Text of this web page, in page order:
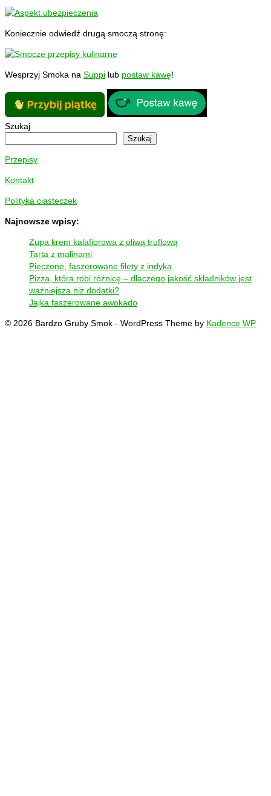
Koniecznie odwiedź drugą smoczą stronę:
Wesprzyj Smoka na Suppi lub postaw kawę!
Szukaj
Szukaj
Przepisy
Kontakt
Polityka ciasteczek
Najnowsze wpisy:
Zupa krem kalafiorowa z oliwą truflową
Tarta z malinami
Pieczone, faszerowane filety z indyka
Pizza, która robi różnicę – dlaczego jakość składników jest
ważniejsza niż dodatki?
Jajka faszerowane awokado
© 2026 Bardzo Gruby Smok - WordPress Theme by Kadence WP